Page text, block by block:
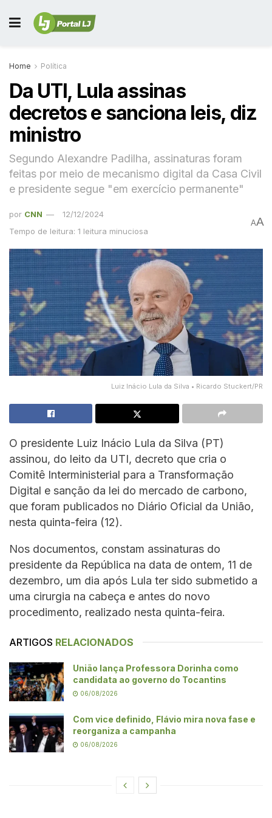
Home Política
Da UTI, Lula assinas
decretos e sanciona leis, diz
ministro
Segundo Alexandre Padilha, assinaturas foram
feitas por meio de mecanismo digital da Casa Civil
e presidente segue "em exercício permanente"
por CNN
12/12/2024
Tempo de leitura: 1 leitura minuciosa
AA
Luiz Inácio Lula da Silva • Ricardo Stuckert/PR
O presidente Luiz Inácio Lula da Silva (PT)
assinou, do leito da UTI, decreto que cria o
Comitê Interministerial para a Transformação
Digital e sanção da lei do mercado de carbono,
que foram publicados no Diário Oficial da União,
nesta quinta-feira (12).
Nos documentos, constam assinaturas do
presidente da República na data de ontem, 11 de
dezembro, um dia após Lula ter sido submetido a
uma cirurgia na cabeça e antes do novo
procedimento, realizado nesta quinta-feira.
ARTIGOS RELACIONADOS
União lança Professora Dorinha como
candidata ao governo do Tocantins
06/08/2026
Com vice definido, Flávio mira nova fase e
reorganiza a campanha
06/08/2026